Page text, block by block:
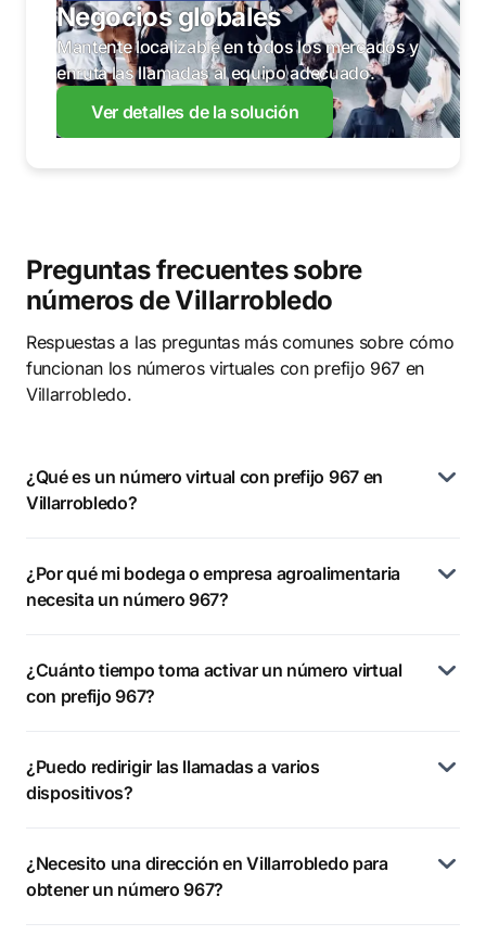
Negocios globales
Mantente localizable en todos los mercados y
enruta las llamadas al equipo adecuado.
Ver detalles de la solución
Preguntas frecuentes sobre
números de Villarrobledo
Respuestas a las preguntas más comunes sobre cómo
funcionan los números virtuales con prefijo 967 en
Villarrobledo.
¿Qué es un número virtual con prefijo 967 en
Villarrobledo?
¿Por qué mi bodega o empresa agroalimentaria
necesita un número 967?
¿Cuánto tiempo toma activar un número virtual
con prefijo 967?
¿Puedo redirigir las llamadas a varios
dispositivos?
¿Necesito una dirección en Villarrobledo para
obtener un número 967?